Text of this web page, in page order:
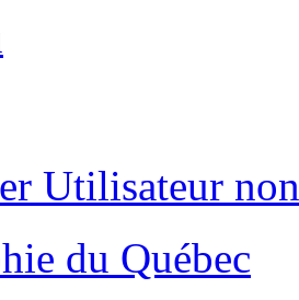
Utilisateur
du Québec